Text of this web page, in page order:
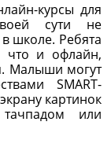
курсы для
сути не
школе. Ребята
что и офлайн,
Малыши могут
SMART-
картинок
или